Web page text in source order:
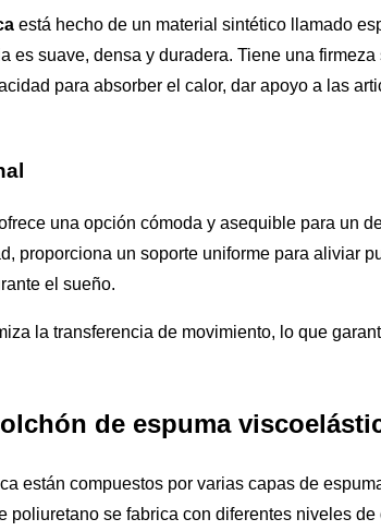
está hecho de un material sintético llamado
es suave, densa y duradera. Tiene una
para absorber el calor, dar apoyo a las
una opción cómoda y asequible para un
proporciona un soporte uniforme para aliviar
el sueño.
la transferencia de movimiento, lo que
de espuma
están compuestos por varias capas de
poliuretano se fabrica con diferentes niveles